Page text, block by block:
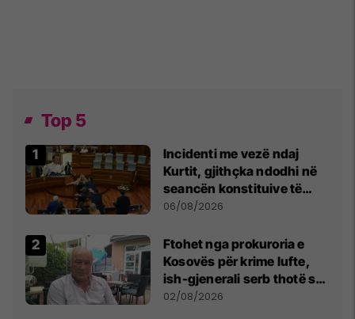
Top 5
Incidenti me vezë ndaj
Kurtit, gjithçka ndodhi në
seancën konstituive të
Kuvendit
06/08/2026
Ftohet nga prokuroria e
Kosovës për krime lufte,
ish-gjenerali serb thotë se
dikush e tradhtoi në
02/08/2026